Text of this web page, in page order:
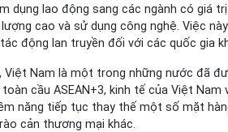
dụng lao động sang các ngành có giá
cao và sử dụng công nghệ. Việc
động lan truyền đối với các quốc gia
Việt Nam là một trong những nước đã
cầu ASEAN+3, kinh tế của Việt
năng tiếp tục thay thế một số mặt
cản thương mại khác.